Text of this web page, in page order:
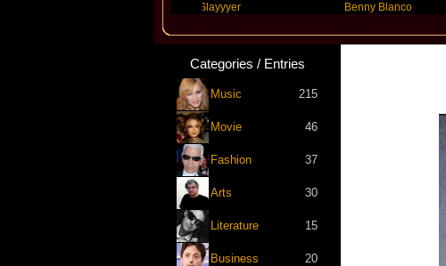
Benny Blanco
Categories / Entries
Music 215
Movie 46
Fashion 37
Arts 30
Literature 15
Business 20